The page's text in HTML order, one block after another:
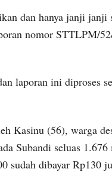
dan hanya janji janji
nomor STTLPM/
laporan ini diproses
Kasinu (56), warga
Subandi seluas
sudah dibayar Rp130